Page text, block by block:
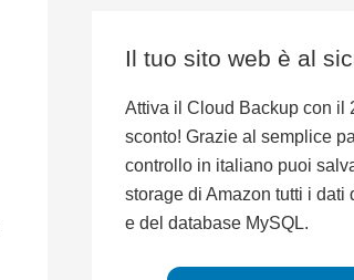
Il tuo sito web è al
Attiva il Cloud Backup con il
sconto! Grazie al semplice
controllo in italiano puoi
storage di Amazon tutti i dati
e del database MySQL.